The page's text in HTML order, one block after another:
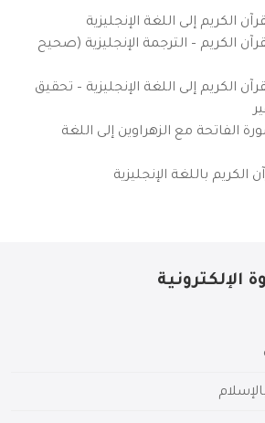
الكريم إلى اللغة الإنجليزية
الكريم – الترجمة الإنجليزية (صحيح
الكريم إلى اللغة الإنجليزية – تحقيق
الفاتحة مع الزهراوين إلى اللغة
الكريم باللغة الإنجليزية
الإلكترونية